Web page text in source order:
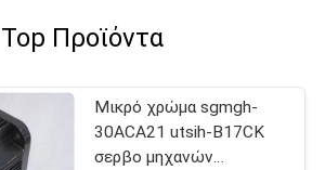
Top Προϊόντα
Μικρό χρώμα sgmgh-
30ACA21 utsih-B17CK
σερβο μηχανών